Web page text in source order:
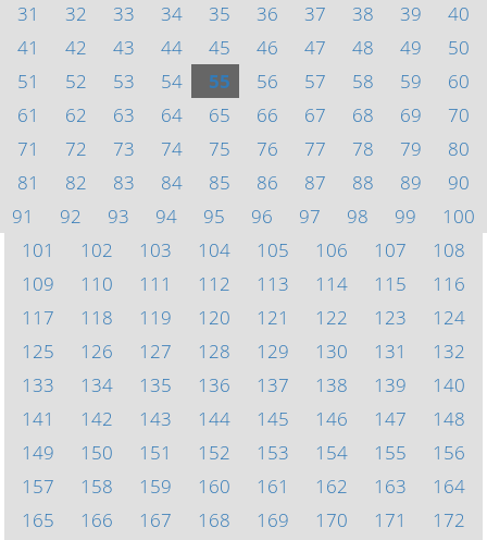
31
32 33 34 35 36 37 38 39
40
41
42 43 44 45 46 47 48 49
50
51
52 53 54 55 56 57 58 59
60
61
62 63 64 65 66 67 68 69
70
71
72 73 74 75 76 77 78 79
80
81
82 83 84 85 86 87 88 89
90
91
92 93 94 95 96 97 98 99
100
101
102 103 104 105 106 107
108
109
110 111 112 113 114 115
116
117
118 119 120 121 122 123
124
125
126 127 128 129 130 131
132
133
134 135 136 137 138 139
140
141
142 143 144 145 146 147
148
149
150 151 152 153 154 155
156
157
158 159 160 161 162 163
164
165
166 167 168 169 170 171
172